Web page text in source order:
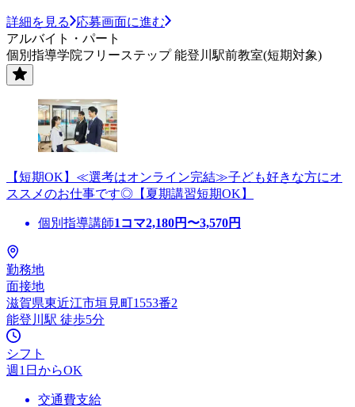
詳細を見る
応募画面に進む
アルバイト・パート
個別指導学院フリーステップ 能登川駅前教室(短期対象)
【短期OK】≪選考はオンライン完結≫子ども好きな方にオ
ススメのお仕事です◎【夏期講習短期OK】
個別指導講師1コマ2,180円〜3,570円
勤務地
面接地
滋賀県東近江市垣見町1553番2
能登川駅 徒歩5分
シフト
週1日からOK
交通費支給